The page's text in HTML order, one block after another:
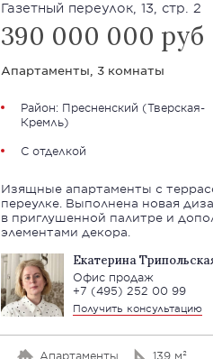
Газетный переулок, 13, стр. 2
390 000 000 руб
Апартаменты, 3 комнаты
Район: Пресненский (Тверская-
Кремль)
С отделкой
Изящные апартаменты с
переулке. Выполнена новая
в приглушенной палитре и
элементами декора.
Екатерина
Офис продаж
+7 (495) 252 00 99
Получить консультацию
Апартаменты 139 м²